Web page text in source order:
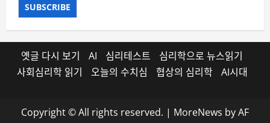
SUBSCRIBE
옛글 다시 보기 AI 심리테스트
심리학으로 뉴스읽기
사회심리학 읽기
오늘의 수치심 협상의 심리학 AI시대
Copyright © All rights reserved. | MoreNews by AF